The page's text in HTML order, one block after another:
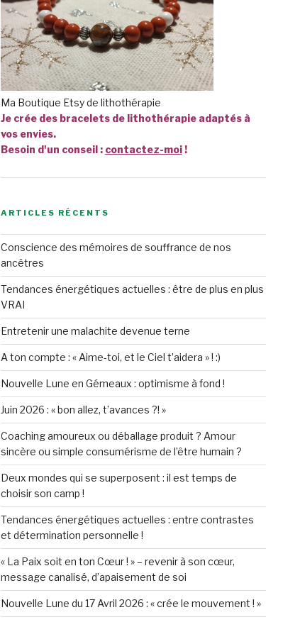
Ma Boutique Etsy de lithothérapie
Je crée des bracelets de lithothérapie adaptés à
vos envies.
Besoin d'un conseil : contactez-moi!
ARTICLES RÉCENTS
Conscience des mémoires de souffrance de nos
ancêtres
Tendances énergétiques actuelles : être de plus en plus
VRAI
Entretenir une malachite devenue terne
A ton compte : « Aime-toi, et le Ciel t’aidera » ! :)
Nouvelle Lune en Gémeaux : optimisme à fond !
Juin 2026 : « bon allez, t’avances ?! »
Coaching amoureux ou déballage produit ? Amour
sincère ou simple consumérisme de l’être humain ?
Deux mondes qui se superposent : il est temps de
choisir son camp !
Tendances énergétiques actuelles : entre contrastes
et détermination personnelle !
« La Paix soit en ton Cœur ! » – revenir à son cœur,
message canalisé, d’apaisement de soi
Nouvelle Lune du 17 Avril 2026 : « crée le mouvement ! »